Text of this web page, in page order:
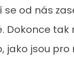
od nás
Dokonce tak
jako jsou